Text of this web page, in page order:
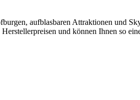
aufblasbaren Attraktionen und
und können Ihnen so